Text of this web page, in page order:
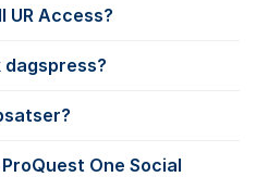
Access?
One Social